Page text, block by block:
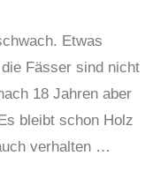
Etwas
Fässer sind nicht
18 Jahren aber
bleibt schon Holz
verhalten …